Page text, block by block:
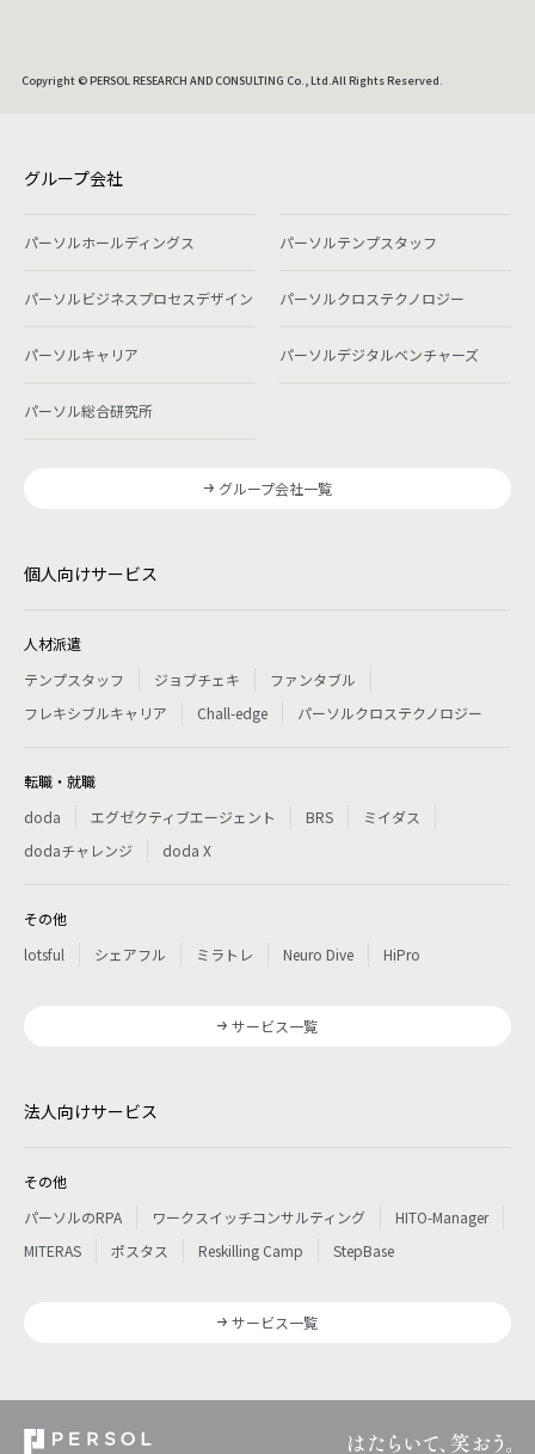
Copyright © PERSOL RESEARCH AND CONSULTING Co., Ltd.All Rights Reserved.
グループ会社
パーソルホールディングス パーソルテンプスタッフ
パーソルビジネスプロセスデザイン パーソルクロステクノロジー
パーソルキャリア パーソルデジタルベンチャーズ
パーソル総合研究所
グループ会社一覧
個人向けサービス
人材派遣
テンプスタッフ
ジョブチェキ
ファンタブル
フレキシブルキャリア
Chall-edge パーソルクロステクノロジー
転職・就職
doda
エグゼクティブエージェント BRS
ミイダス
dodaチャレンジ
doda X
その他
lotsful
シェアフル ミラトレ Neuro Dive HiPro
サービス一覧
法人向けサービス
その他
パーソルのRPA
ワークスイッチコンサルティング
HITO-Manager
MITERAS
ポスタス Reskilling Camp StepBase
サービス一覧